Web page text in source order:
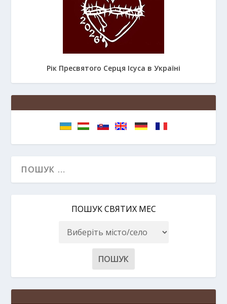
Рік Пресвятого Серця Ісуса в Україні
ПОШУК СВЯТИХ МЕС